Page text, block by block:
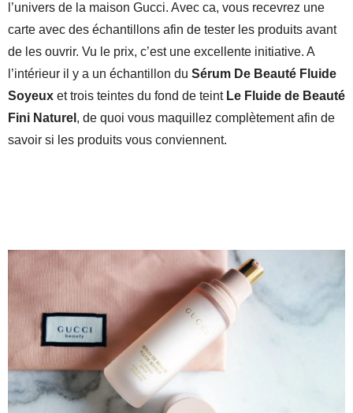
l’univers de la maison Gucci. Avec ca, vous recevrez une
carte avec des échantillons afin de tester les produits avant
de les ouvrir. Vu le prix, c’est une excellente initiative. A
l’intérieur il y a un échantillon du Sérum De Beauté Fluide
Soyeux et trois teintes du fond de teint Le Fluide de Beauté
Fini Naturel , de quoi vous maquillez complètement afin de
savoir si les produits vous conviennent.